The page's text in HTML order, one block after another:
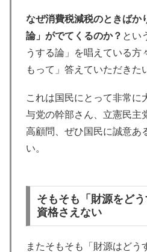
なぜ消費税減税のときばか
論」がでてくるのか？ とい
うする論」を唱えている方
もって」答えていただきた
これは国民にとって非常に
与党の幹部さん、立憲民主
高顧問、ぜひ国民に誠意あ
い。
そもそも「財源をど
資格さえない
またそもそも「財源はどう